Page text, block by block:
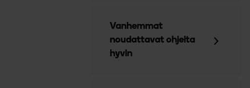
Vanhemmat
noudattavat ohjeita
hyvin